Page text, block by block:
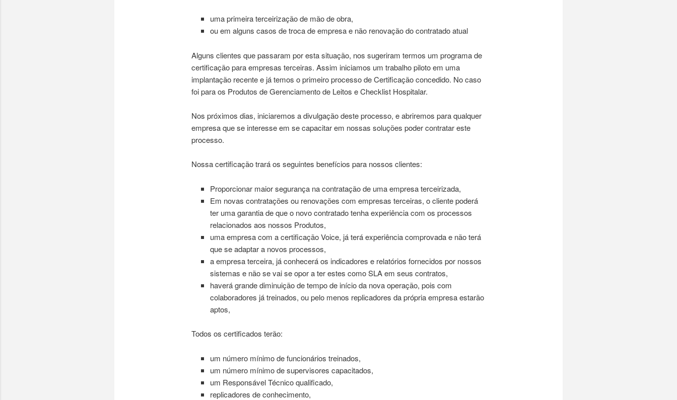
uma primeira terceirização de mão de obra,
ou em alguns casos de troca de empresa e não renovação do contratado atual
Alguns clientes que passaram por esta situação, nos sugeriram termos um programa de
certificação para empresas terceiras. Assim iniciamos um trabalho piloto em uma
implantação recente e já temos o primeiro processo de Certificação concedido. No caso
foi para os Produtos de Gerenciamento de Leitos e Checklist Hospitalar.
Nos próximos dias, iniciaremos a divulgação deste processo, e abriremos para qualquer
empresa que se interesse em se capacitar em nossas soluções poder contratar este
processo.
Nossa certificação trará os seguintes benefícios para nossos clientes:
Proporcionar maior segurança na contratação de uma empresa terceirizada,
Em novas contratações ou renovações com empresas terceiras, o cliente poderá
ter uma garantia de que o novo contratado tenha experiência com os processos
relacionados aos nossos Produtos,
uma empresa com a certificação Voice, já terá experiência comprovada e não terá
que se adaptar a novos processos,
a empresa terceira, já conhecerá os indicadores e relatórios fornecidos por nossos
sistemas e não se vai se opor a ter estes como SLA em seus contratos,
haverá grande diminuição de tempo de início da nova operação, pois com
colaboradores já treinados, ou pelo menos replicadores da própria empresa estarão
aptos,
Todos os certificados terão:
um número mínimo de funcionários treinados,
um número mínimo de supervisores capacitados,
um Responsável Técnico qualificado,
replicadores de conhecimento,